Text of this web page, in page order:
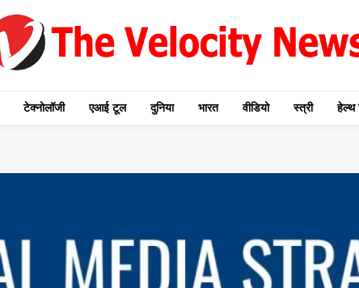
टेक्नोलॉजी एआई टूल दुनिया भारत वीडियो स्त्री हेल्थ